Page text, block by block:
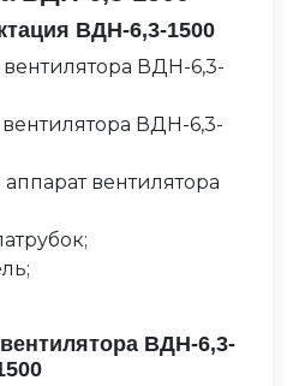
ВДН-6,3-1500
ВДН-6,3-
ВДН-6,3-
вентилятора
ВДН-6,3-